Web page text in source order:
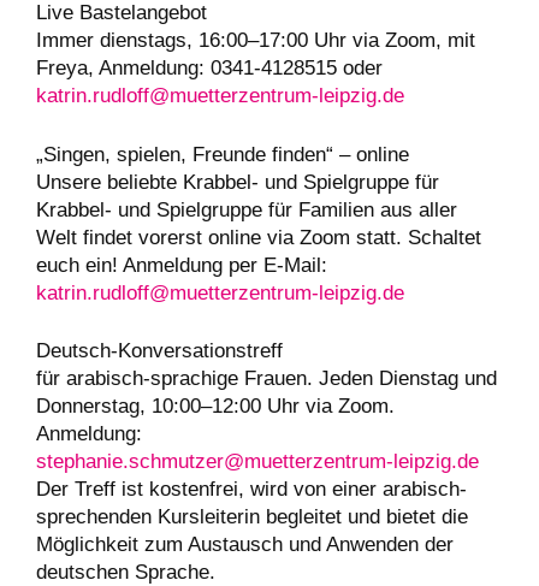
Live Bastelangebot
Immer dienstags, 16:00–17:00 Uhr via Zoom, mit
Freya, Anmeldung: 0341-4128515 oder
katrin.rudloff@muetterzentrum-leipzig.de
„Singen, spielen, Freunde finden“ – online
Unsere beliebte Krabbel- und Spielgruppe für
Krabbel- und Spielgruppe für Familien aus aller
Welt findet vorerst online via Zoom statt. Schaltet
euch ein! Anmeldung per E-Mail:
katrin.rudloff@muetterzentrum-leipzig.de
Deutsch-Konversationstreff
für arabisch-sprachige Frauen. Jeden Dienstag und
Donnerstag, 10:00–12:00 Uhr via Zoom.
Anmeldung:
stephanie.schmutzer@muetterzentrum-leipzig.de
Der Treff ist kostenfrei, wird von einer arabisch-
sprechenden Kursleiterin begleitet und bietet die
Möglichkeit zum Austausch und Anwenden der
deutschen Sprache.